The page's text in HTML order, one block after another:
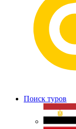
Поиск туров